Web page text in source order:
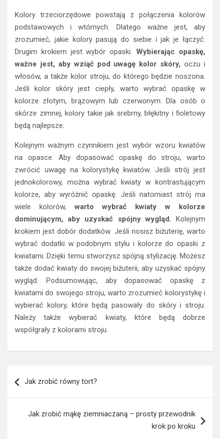
Kolory trzeciorzędowe powstają z połączenia kolorów
podstawowych i wtórnych. Dlatego ważne jest, aby
zrozumieć, jakie kolory pasują do siebie i jak je łączyć.
Drugim krokiem jest wybór opaski. Wybierając opaskę,
ważne jest, aby wziąć pod uwagę kolor skóry, oczu i
włosów, a także kolor stroju, do którego będzie noszona.
Jeśli kolor skóry jest ciepły, warto wybrać opaskę w
kolorze złotym, brązowym lub czerwonym. Dla osób o
skórze zimnej, kolory takie jak srebrny, błękitny i fioletowy
będą najlepsze.
Kolejnym ważnym czynnikiem jest wybór wzoru kwiatów
na opasce. Aby dopasować opaskę do stroju, warto
zwrócić uwagę na kolorystykę kwiatów. Jeśli strój jest
jednokolorowy, można wybrać kwiaty w kontrastującym
kolorze, aby wyróżnić opaskę. Jeśli natomiast strój ma
wiele kolorów, warto wybrać kwiaty w kolorze
dominującym, aby uzyskać spójny wygląd. Kolejnym
krokiem jest dobór dodatków. Jeśli nosisz biżuterię, warto
wybrać dodatki w podobnym stylu i kolorze do opaski z
kwiatami. Dzięki temu stworzysz spójną stylizację. Możesz
także dodać kwiaty do swojej biżuterii, aby uzyskać spójny
wygląd. Podsumowując, aby dopasować opaskę z
kwiatami do swojego stroju, warto zrozumieć kolorystykę i
wybierać kolory, które będą pasowały do skóry i stroju.
Należy także wybierać kwiaty, które będą dobrze
współgrały z kolorami stroju.
wpisu
Jak zrobić równy tort?
Jak zrobić mąkę ziemniaczaną – prosty przewodnik
krok po kroku